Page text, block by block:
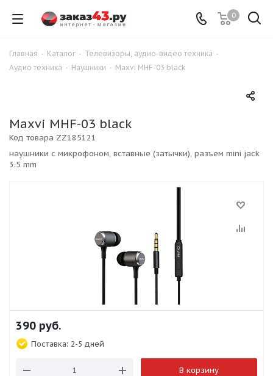
0
Главная - Каталог - Телевизоры, аудио-видео техника -
Аудио техника - Наушники - Maxvi MHF-03 black
Maxvi MHF-03 black
наушники с микрофоном, вставные (затычки), разъем mini jack
3.5 mm
Код товара ZZ185121
390 руб.
Поставка: 2-5 дней
В корзину